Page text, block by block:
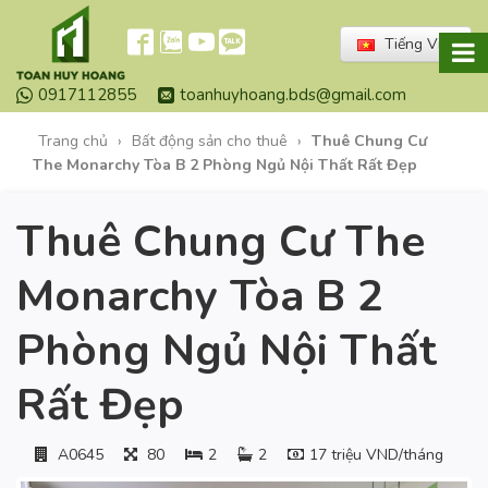
Tiếng Việt
0917112855 toanhuyhoang.bds@gmail.com
Trang chủ › Bất động sản cho thuê › Thuê Chung Cư
The Monarchy Tòa B 2 Phòng Ngủ Nội Thất Rất Đẹp
Thuê Chung Cư The
Monarchy Tòa B 2
Phòng Ngủ Nội Thất
Rất Đẹp
A0645 80 2 2 17 triệu VND/tháng